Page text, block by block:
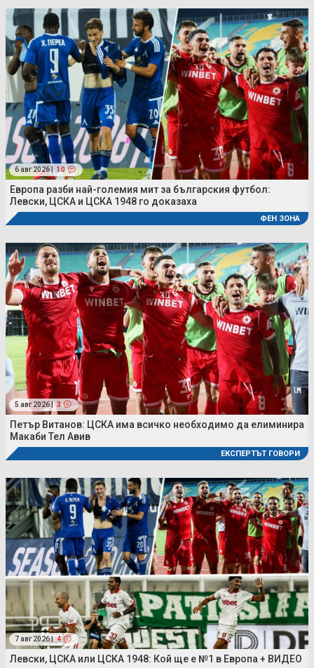
6 авг 2026 | 10
Европа разби най-големия мит за българския футбол:
Левски, ЦСКА и ЦСКА 1948 го доказаха
ФЕН ЗОНА
5 авг 2026 | 3
Петър Витанов: ЦСКА има всичко необходимо да елиминира
Макаби Тел Авив
ЕКСПЕРТЪТ ГОВОРИ
7 авг 2026 | 4
Левски, ЦСКА или ЦСКА 1948: Кой ще е №1 в Европа + ВИДЕО